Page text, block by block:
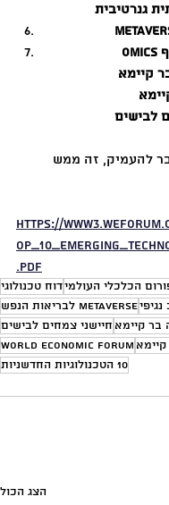
גנרטיבית
קיימא
לבישים
להעמיק, זה ממש
https://
.pdf
הכלכלי העולמידוח טכנולוגי
נגיפיMetaverse לבריאות הנפש
בר קיימא חיישני צמחים לבישים
World Economic Forum
10 הטכנולוגיות החדשניות
הצג הכול